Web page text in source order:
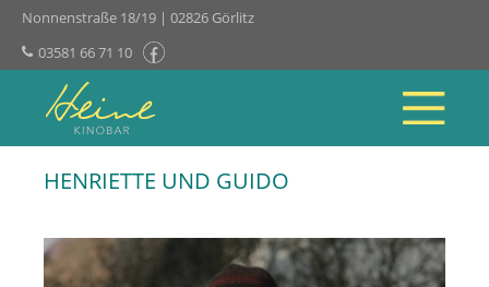
Nonnenstraße 18/19 | 02826 Görlitz
03581 66 71 10
HENRIETTE UND GUIDO